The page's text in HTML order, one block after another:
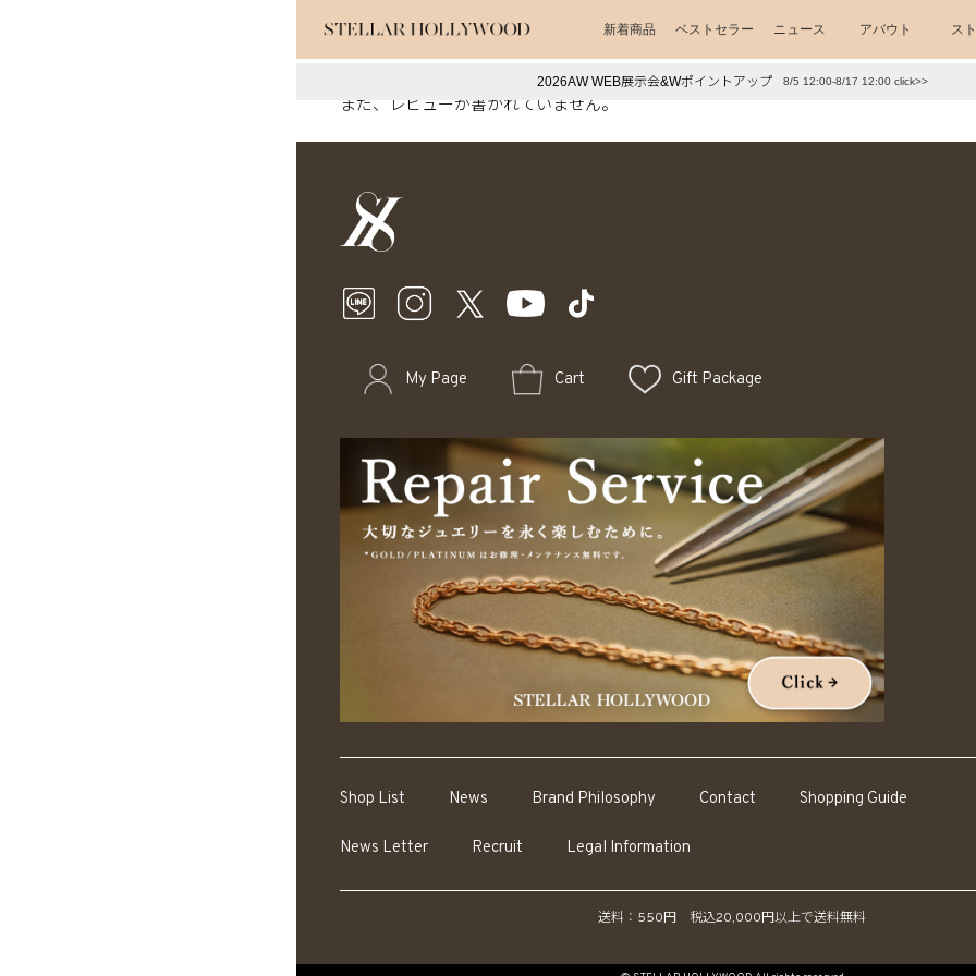
新着商品 ベストセラー ニュース アバウト ス
#¥10,000以下プチプラアクセ
2026AW WEB展示会&Wポイントアップ 8/5 12:00-8/17 12:00 click>>
まだ、レビューが書かれていません。
My Page Cart Gift Package
Shop List News Brand Philosophy Contact Shopping Guide
News Letter Recruit Legal Information
送料：550円 税込20,000円以上で送料無料